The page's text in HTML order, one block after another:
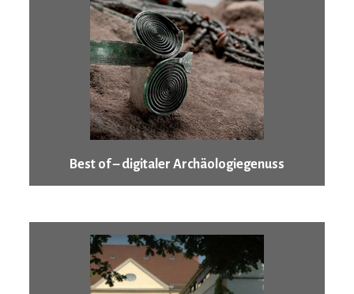
Best of – digitaler Archäologiegenuss